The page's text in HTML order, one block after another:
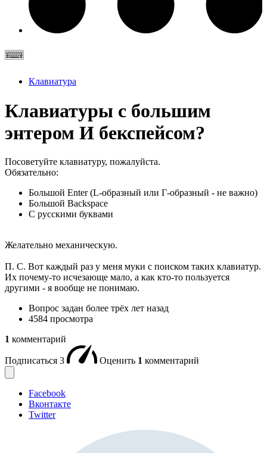
Клавиатура
Клавиатуры с большим
энтером И бекспейсом?
Посоветуйте клавиатуру, пожалуйста.
Обязательно:
Большой Enter (L-образный или Г-образный - не важно)
Большой Backspace
С русскими буквами
Желательно механическую.
П. С. Вот каждый раз у меня муки с поиском таких клавиатур.
Их почему-то исчезающе мало, а как кто-то пользуется
другими - я вообще не понимаю.
Вопрос задан более трёх лет назад
4584 просмотра
1 комментарий
Подписаться 3 Оценить 1 комментарий
Facebook
Вконтакте
Twitter